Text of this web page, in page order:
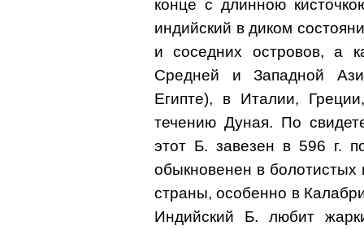
конце с длинною
индийский в диком
и соседних островов, а
Средней и Западной
Египте), в Италии,
течению Дуная. По
этот Б. завезен в 596 г.
обыкновенен в
страны, особенно в
Индийский Б. любит